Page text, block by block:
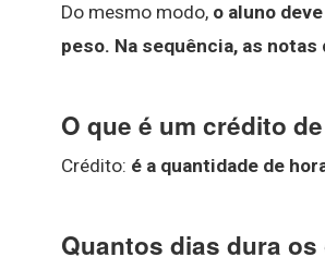
Do mesmo modo, o aluno
peso. Na sequência, as
O que é um crédito
Crédito: é a quantidade de
Quantos dias dura